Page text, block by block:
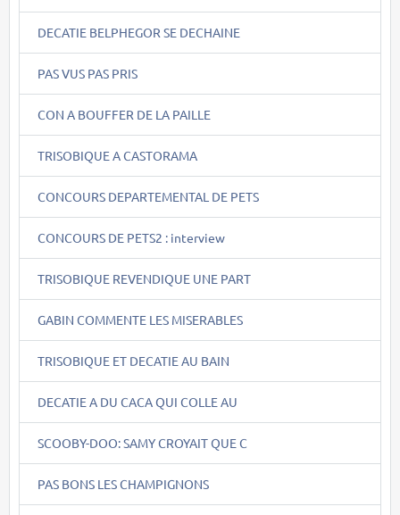
DECATIE BELPHEGOR SE DECHAINE
PAS VUS PAS PRIS
CON A BOUFFER DE LA PAILLE
TRISOBIQUE A CASTORAMA
CONCOURS DEPARTEMENTAL DE PETS
CONCOURS DE PETS2 : interview
TRISOBIQUE REVENDIQUE UNE PART
GABIN COMMENTE LES MISERABLES
TRISOBIQUE ET DECATIE AU BAIN
DECATIE A DU CACA QUI COLLE AU
SCOOBY-DOO: SAMY CROYAIT QUE C
PAS BONS LES CHAMPIGNONS